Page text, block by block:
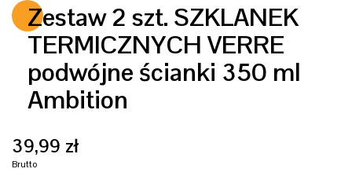
Zestaw 2 szt. SZKLANEK
TERMICZNYCH VERRE
podwójne ścianki 350 ml
Ambition
39,99 zł
Brutto